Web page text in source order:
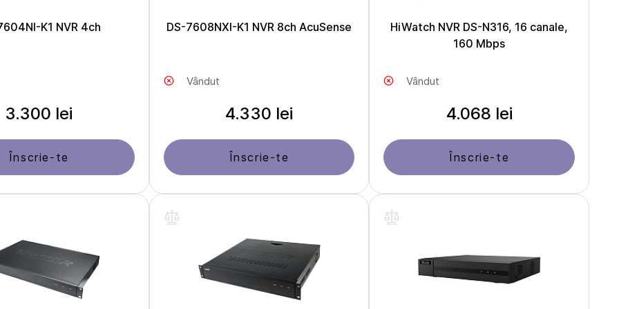
K1 NVR 4ch
3.300 lei
Înscrie-te
DS-7608NXI-K1 NVR 8ch AcuSense
Vândut
4.330 lei
Înscrie-te
HiWatch NVR DS-N316, 16 canale,
160 Mbps
Vândut
4.068 lei
Înscrie-te